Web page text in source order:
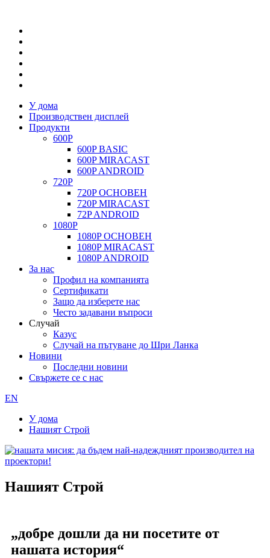
У дома
Производствен дисплей
Продукти
600P
600P BASIC
600P MIRACAST
600P ANDROID
720P
720P ОСНОВЕН
720P MIRACAST
72P ANDROID
1080P
1080P ОСНОВЕН
1080P MIRACAST
1080P ANDROID
За нас
Профил на компанията
Сертификати
Защо да изберете нас
Често задавани въпроси
Случай
Казус
Случай на пътуване до Шри Ланка
Новини
Последни новини
Свържете се с нас
EN
У дома
Нашият Строй
Нашият Строй
„добре дошли да ни посетите от
нашата история“